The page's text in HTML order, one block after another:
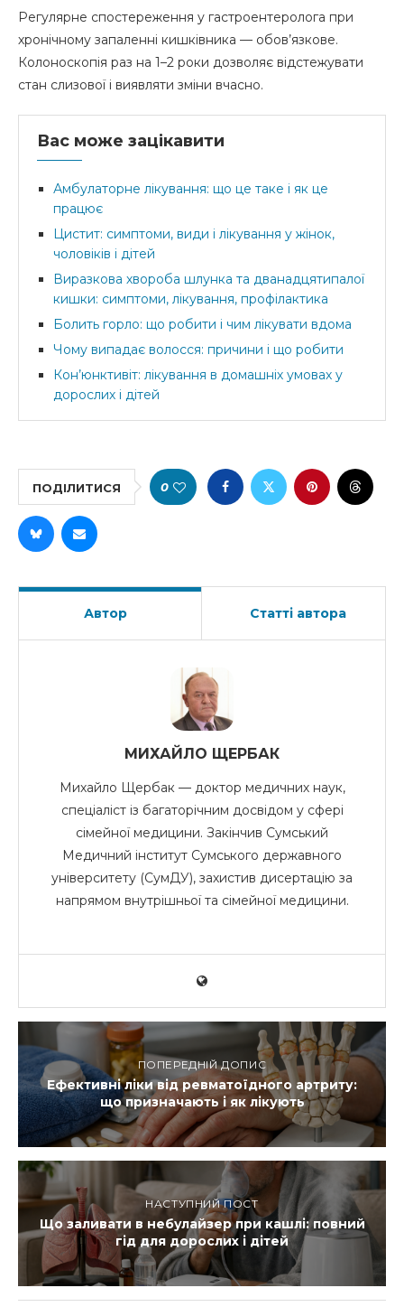
Регулярне спостереження у гастроентеролога при
хронічному запаленні кишківника — обов’язкове.
Колоноскопія раз на 1–2 роки дозволяє відстежувати
стан слизової і виявляти зміни вчасно.
Вас може зацікавити
Амбулаторне лікування: що це таке і як це
працює
Цистит: симптоми, види і лікування у жінок,
чоловіків і дітей
Виразкова хвороба шлунка та дванадцятипалої
кишки: симптоми, лікування, профілактика
Болить горло: що робити і чим лікувати вдома
Чому випадає волосся: причини і що робити
Кон’юнктивіт: лікування в домашніх умовах у
дорослих і дітей
ПОДІЛИТИСЯ 0
Автор Статті автора
МИХАЙЛО ЩЕРБАК
Михайло Щербак — доктор медичних наук,
спеціаліст із багаторічним досвідом у сфері
сімейної медицини. Закінчив Сумський
Медичний інститут Сумського державного
університету (СумДУ), захистив дисертацію за
напрямом внутрішньої та сімейної медицини.
ПОПЕРЕДНІЙ ДОПИС
Ефективні ліки від ревматоїдного артриту:
що призначають і як лікують
НАСТУПНИЙ ПОСТ
Що заливати в небулайзер при кашлі: повний
гід для дорослих і дітей